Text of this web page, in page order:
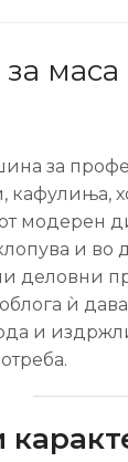
за
за
кафулиња,
модерен
и во
деловни
ѝ
и